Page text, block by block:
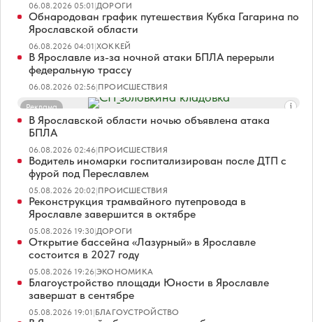
06.08.2026 05:01|ДОРОГИ
Обнародован график путешествия Кубка Гагарина по
Ярославской области
06.08.2026 04:01|ХОККЕЙ
В Ярославле из-за ночной атаки БПЛА перерыли
федеральную трассу
06.08.2026 02:56|ПРОИСШЕСТВИЯ
Реклама
В Ярославской области ночью объявлена атака
БПЛА
06.08.2026 02:46|ПРОИСШЕСТВИЯ
Водитель иномарки госпитализирован после ДТП с
фурой под Переславлем
05.08.2026 20:02|ПРОИСШЕСТВИЯ
Реконструкция трамвайного путепровода в
Ярославле завершится в октябре
05.08.2026 19:30|ДОРОГИ
Открытие бассейна «Лазурный» в Ярославле
состоится в 2027 году
05.08.2026 19:26|ЭКОНОМИКА
Благоустройство площади Юности в Ярославле
завершат в сентябре
05.08.2026 19:01|БЛАГОУСТРОЙСТВО